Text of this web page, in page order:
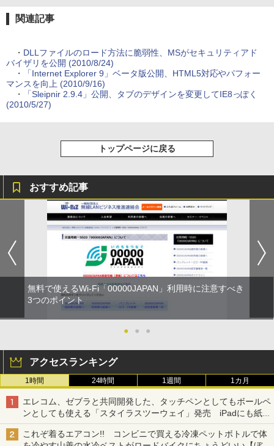
関連記事
・ DLLファイルのロード方法に脆弱性、MSがセキュリティアド
バイザリを公開 (2010/8/24)
・
「Internet Explorer 9」ベータ版公開、HTML5対応やパフォー
マンスを向上 (2010/9/16)
・
「Sleipnir 2.9.4」公開、タブのデザインを変更してIE8っぽく
(2010/5/27)
トップページに戻る
おすすめ記事
無料で使えるWi-Fi「00000JAPAN」利用時に注意すべき
3つのポイント
● ● ●
アクセスランキング
1時間 24時間 1週間 1カ月
エレコム、ゼブラと共同開発した、タッチペンとしてもボールペ
ンとしても使える「スタイラスツーウェイ」発売 iPadにも紙に
も、持ち替えずに書き込める
これぞ着るエアコン!! コンビニで買える冷凍ペットボトルで体